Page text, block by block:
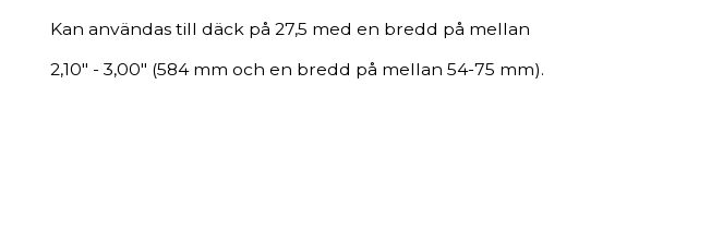
Kan användas till däck på 27,5 med en bredd på mellan
2,10" - 3,00" (584 mm och en bredd på mellan 54-75 mm).